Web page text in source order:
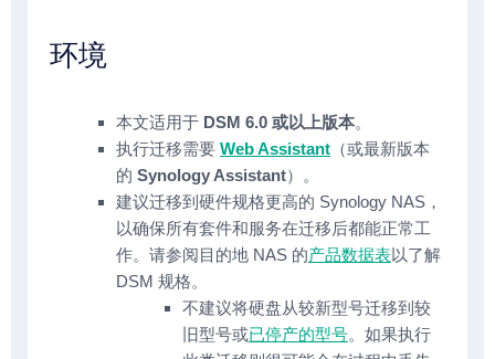
环境
本文适用于 DSM 6.0 或以上版本。
执行迁移需要 Web Assistant （或最新版本
的 Synology Assistant）。
建议迁移到硬件规格更高的 Synology NAS，
以确保所有套件和服务在迁移后都能正常工
作。请参阅目的地 NAS 的产品数据表以了解
DSM 规格。
不建议将硬盘从较新型号迁移到较
旧型号或已停产的型号。如果执行